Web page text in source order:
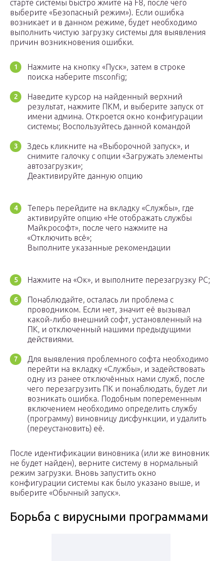
старте системы быстро жмите на F8, после чего
выберите «Безопасный режим»). Если ошибка
возникает и в данном режиме, будет необходимо
выполнить чистую загрузку системы для выявления
причин возникновения ошибки.
Нажмите на кнопку «Пуск», затем в строке
поиска наберите msconfig;
Наведите курсор на найденный верхний
результат, нажмите ПКМ, и выберите запуск от
имени админа. Откроется окно конфигурации
системы; Воспользуйтесь данной командой
Здесь кликните на «Выборочной запуск», и
снимите галочку с опции «Загружать элементы
автозагрузки»;
Деактивируйте данную опцию
Теперь перейдите на вкладку «Службы», где
активируйте опцию «Не отображать службы
Майкрософт», после чего нажмите на
«Отключить всё»;
Выполните указанные рекомендации
Нажмите на «Ок», и выполните перезагрузку PC;
Понаблюдайте, осталась ли проблема с
проводником. Если нет, значит её вызывал
какой-либо внешний софт, установленный на
ПК, и отключенный нашими предыдущими
действиями.
Для выявления проблемного софта необходимо
перейти на вкладку «Службы», и задействовать
одну из ранее отключённых нами служб, после
чего перезагрузить ПК и понаблюдать, будет ли
возникать ошибка. Подобным попеременным
включением необходимо определить службу
(программу) виновницу дисфункции, и удалить
(переустановить) её.
После идентификации виновника (или же виновник
не будет найден), верните систему в нормальный
режим загрузки. Вновь запустить окно
конфигурации системы как было указано выше, и
выберите «Обычный запуск».
Борьба с вирусными программами